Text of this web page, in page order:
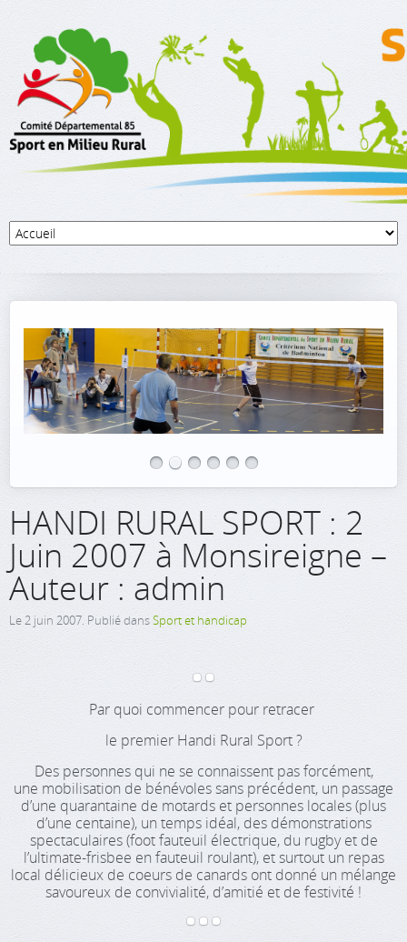
HANDI RURAL SPORT : 2
Juin 2007 à Monsireigne –
Auteur : admin
Le2 juin 2007. Publié dansSport et handicap
Par quoi commencer pour retracer
le premier Handi Rural Sport ?
Des personnes qui ne se connaissent pas forcément,
une mobilisation de bénévoles sans précédent, un passage
d’une quarantaine de motards et personnes locales (plus
d’une centaine), un temps idéal, des démonstrations
spectaculaires (foot fauteuil électrique, du rugby et de
l’ultimate-frisbee en fauteuil roulant), et surtout un repas
local délicieux de coeurs de canards ont donné un mélange
savoureux de convivialité, d’amitié et de festivité !